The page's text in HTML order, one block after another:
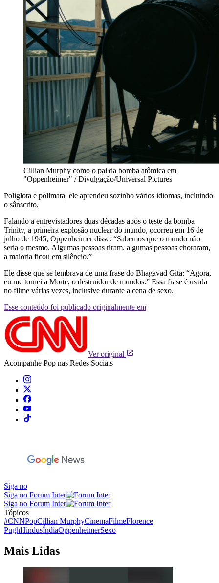
Cillian Murphy como o pai da bomba atômica em
"Oppenheimer" / Divulgação/Universal Pictures
Poliglota e polímata, ele aprendeu sozinho vários idiomas, incluindo
o sânscrito.
Falando a entrevistadores duas décadas após o teste da bomba
Trinity, a primeira explosão nuclear do mundo, ocorreu em 16 de
julho de 1945, Oppenheimer disse: “Sabemos que o mundo não
seria o mesmo. Algumas pessoas riram, algumas pessoas choraram,
a maioria ficou em silêncio.”
Ele disse que se lembrava de uma frase do Bhagavad Gita: “Agora,
eu me tornei a Morte, o destruidor de mundos.” Essa frase é usada
no filme várias vezes, inclusive durante a cena de sexo.
Esse conteúdo foi publicado originalmente em
Ver original
Acompanhe Pop nas Redes Sociais
Siga no
Siga no Forum Inter
Siga no Forum Inter
Tópicos
#CNNPopCillian MurphyCinemaFilmeFlorence
PughHindusÍndiaOppenheimerSexo
Mais Lidas